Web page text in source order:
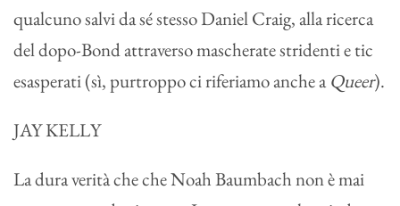
qualcuno salvi da sé stesso Daniel Craig, alla ricerca
del dopo-Bond attraverso mascherate stridenti e tic
esasperati (sì, purtroppo ci riferiamo anche aQueer).
JAY KELLY
La dura verità che che Noah Baumbach non è mai